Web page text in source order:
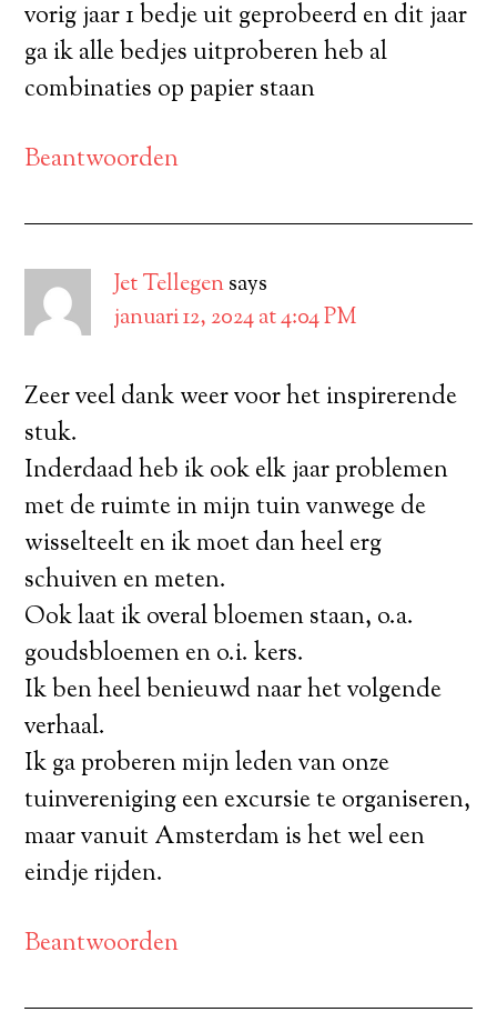
vorig jaar 1 bedje uit geprobeerd en dit jaar
ga ik alle bedjes uitproberen heb al
combinaties op papier staan
Beantwoorden
Jet Tellegensays
januari 12, 2024 at 4:04 PM
Zeer veel dank weer voor het inspirerende
stuk.
Inderdaad heb ik ook elk jaar problemen
met de ruimte in mijn tuin vanwege de
wisselteelt en ik moet dan heel erg
schuiven en meten.
Ook laat ik overal bloemen staan, o.a.
goudsbloemen en o.i. kers.
Ik ben heel benieuwd naar het volgende
verhaal.
Ik ga proberen mijn leden van onze
tuinvereniging een excursie te organiseren,
maar vanuit Amsterdam is het wel een
eindje rijden.
Beantwoorden